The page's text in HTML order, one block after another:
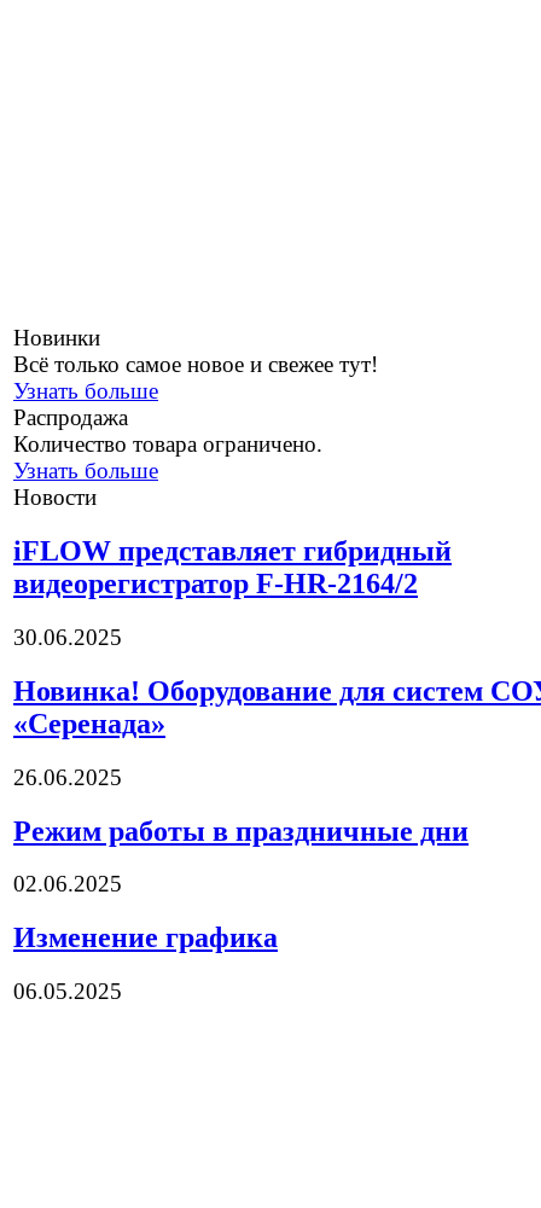
Новинки
Всё только самое новое и свежее тут!
Узнать больше
Распродажа
Количество товара ограничено.
Узнать больше
Новости
iFLOW представляет гибридный
видеорегистратор F-HR-2164/2
30.06.2025
Новинка! Оборудование для систем
«Серенада»
26.06.2025
Режим работы в праздничные дни
02.06.2025
Изменение графика
06.05.2025